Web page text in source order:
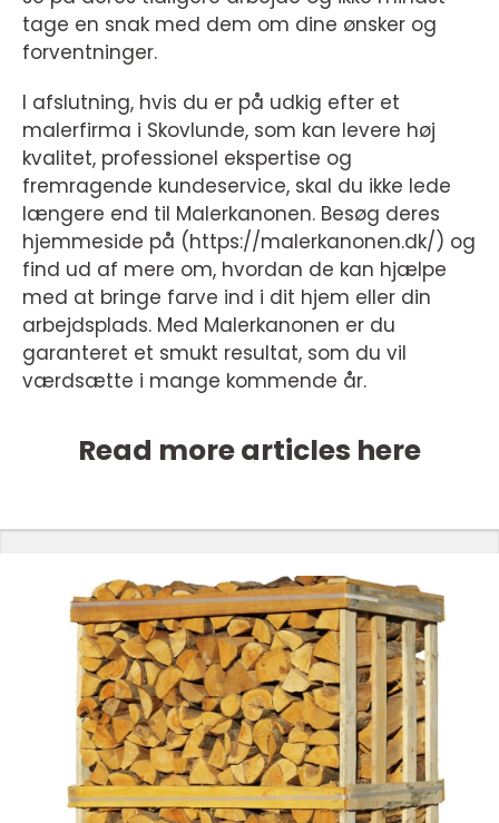
tage en snak med dem om dine ønsker og
forventninger.
I afslutning, hvis du er på udkig efter et
malerfirma i Skovlunde, som kan levere høj
kvalitet, professionel ekspertise og
fremragende kundeservice, skal du ikke lede
længere end til Malerkanonen. Besøg deres
hjemmeside på (https://malerkanonen.dk/) og
find ud af mere om, hvordan de kan hjælpe
med at bringe farve ind i dit hjem eller din
arbejdsplads. Med Malerkanonen er du
garanteret et smukt resultat, som du vil
værdsætte i mange kommende år.
Read more articles here